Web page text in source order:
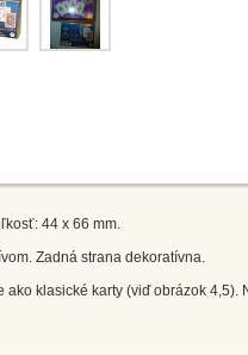
44 x 66 mm.
Zadná strana dekoratívna.
ako klasické karty (viď obrázok 4,5).